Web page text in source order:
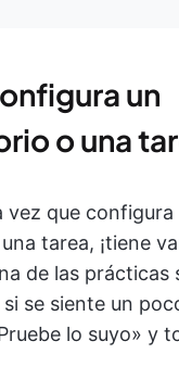
un
o una
vez que configura
tarea, ¡tiene
de las prácticas
si se siente un
lo suyo» y